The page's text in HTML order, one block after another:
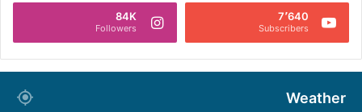
7٬640
Subscribers
84K
Followers
Weather